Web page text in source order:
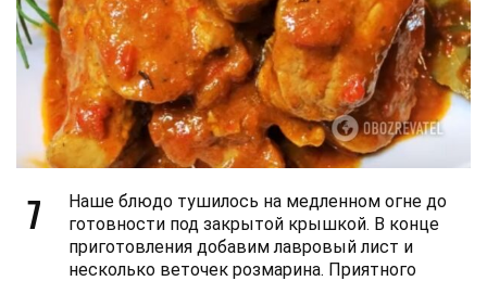
7
Наше блюдо тушилось на медленном огне до
готовности под закрытой крышкой. В конце
приготовления добавим лавровый лист и
несколько веточек розмарина. Приятного